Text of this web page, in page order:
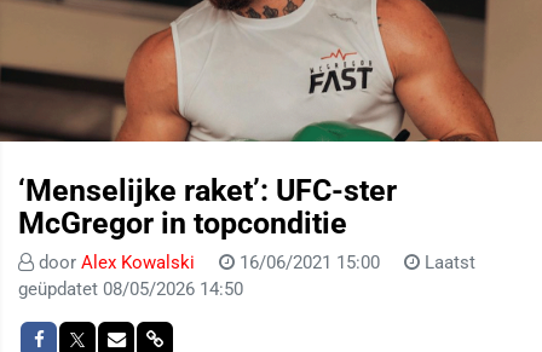
‘Menselijke raket’: UFC-ster
McGregor in topconditie
door Alex Kowalski 16/06/2021 15:00
Laatst
geüpdatet 08/05/2026 14:50